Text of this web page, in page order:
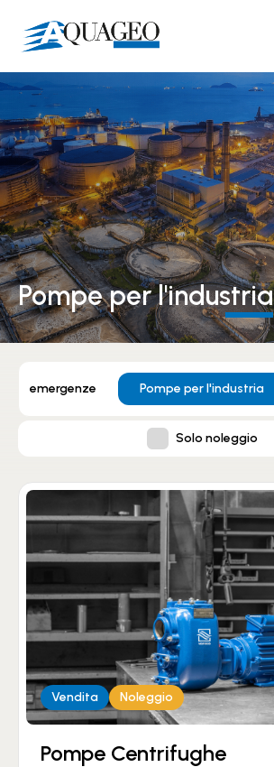
Pompe per l'industria
per emergenze Pompe per l'industria
Solo noleggio
Vendita Noleggio
Pompe Centrifughe